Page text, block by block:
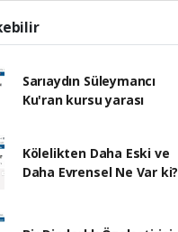
Sarıaydın Süleymancı
Ku'ran kursu yarası
Kölelikten Daha Eski ve
Daha Evrensel Ne Var ki?